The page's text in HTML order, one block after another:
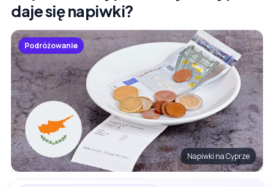
daje się napiwki?
Podróżowanie
Napiwki na Cyprze